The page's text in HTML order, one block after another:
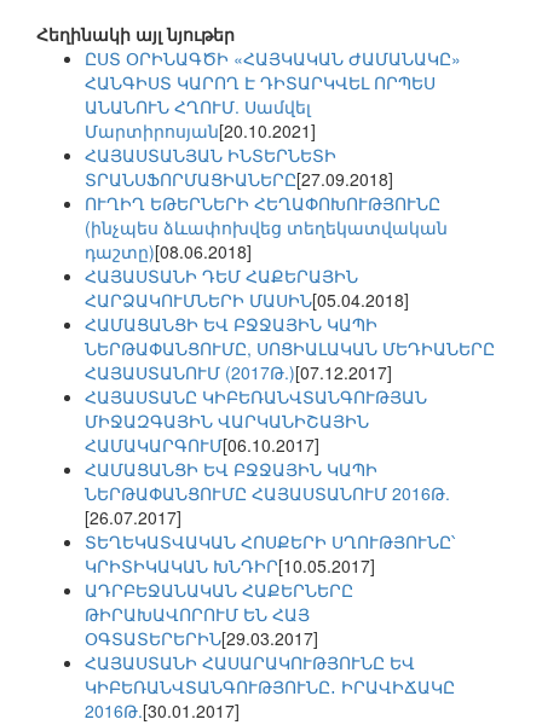
Հեղինակի այլ նյութեր
ԸՍՏ ՕՐԻՆԱԳԾԻ «ՀԱՅԿԱԿԱՆ ԺԱՄԱՆԱԿԸ»
ՀԱՆԳԻՍՏ ԿԱՐՈՂ Է ԴԻՏԱՐԿՎԵԼ ՈՐՊԵՍ
ԱՆԱՆՈՒՆ ՀՂՈՒՄ. Սամվել
Մարտիրոսյան[20.10.2021]
ՀԱՅԱՍՏԱՆՅԱՆ ԻՆՏԵՐՆԵՏԻ
ՏՐԱՆՍՖՈՐՄԱՑԻԱՆԵՐԸ[27.09.2018]
ՈՒՂԻՂ ԵԹԵՐՆԵՐԻ ՀԵՂԱՓՈԽՈՒԹՅՈՒՆԸ
(ինչպես ձևափոխվեց տեղեկատվական
դաշտը)[08.06.2018]
ՀԱՅԱՍՏԱՆԻ ԴԵՄ ՀԱՔԵՐԱՅԻՆ
ՀԱՐՁԱԿՈՒՄՆԵՐԻ ՄԱՍԻՆ[05.04.2018]
ՀԱՄԱՑԱՆՑԻ ԵՎ ԲՋՋԱՅԻՆ ԿԱՊԻ
ՆԵՐԹԱՓԱՆՑՈՒՄԸ, ՍՈՑԻԱԼԱԿԱՆ ՄԵԴԻԱՆԵՐԸ
ՀԱՅԱՍՏԱՆՈՒՄ (2017Թ.)[07.12.2017]
ՀԱՅԱՍՏԱՆԸ ԿԻԲԵՌԱՆՎՏԱՆԳՈՒԹՅԱՆ
ՄԻՋԱԶԳԱՅԻՆ ՎԱՐԿԱՆԻՇԱՅԻՆ
ՀԱՄԱԿԱՐԳՈՒՄ[06.10.2017]
ՀԱՄԱՑԱՆՑԻ ԵՎ ԲՋՋԱՅԻՆ ԿԱՊԻ
ՆԵՐԹԱՓԱՆՑՈՒՄԸ ՀԱՅԱՍՏԱՆՈՒՄ 2016Թ.
[26.07.2017]
ՏԵՂԵԿԱՏՎԱԿԱՆ ՀՈՍՔԵՐԻ ՍՂՈՒԹՅՈՒՆԸ՝
ԿՐԻՏԻԿԱԿԱՆ ԽՆԴԻՐ[10.05.2017]
ԱԴՐԲԵՋԱՆԱԿԱՆ ՀԱՔԵՐՆԵՐԸ
ԹԻՐԱԽԱՎՈՐՈՒՄ ԵՆ ՀԱՅ
ՕԳՏԱՏԵՐԵՐԻՆ[29.03.2017]
ՀԱՅԱՍՏԱՆԻ ՀԱՍԱՐԱԿՈՒԹՅՈՒՆԸ ԵՎ
ԿԻԲԵՌԱՆՎՏԱՆԳՈՒԹՅՈՒՆԸ․ ԻՐԱՎԻՃԱԿԸ
2016Թ.[30.01.2017]